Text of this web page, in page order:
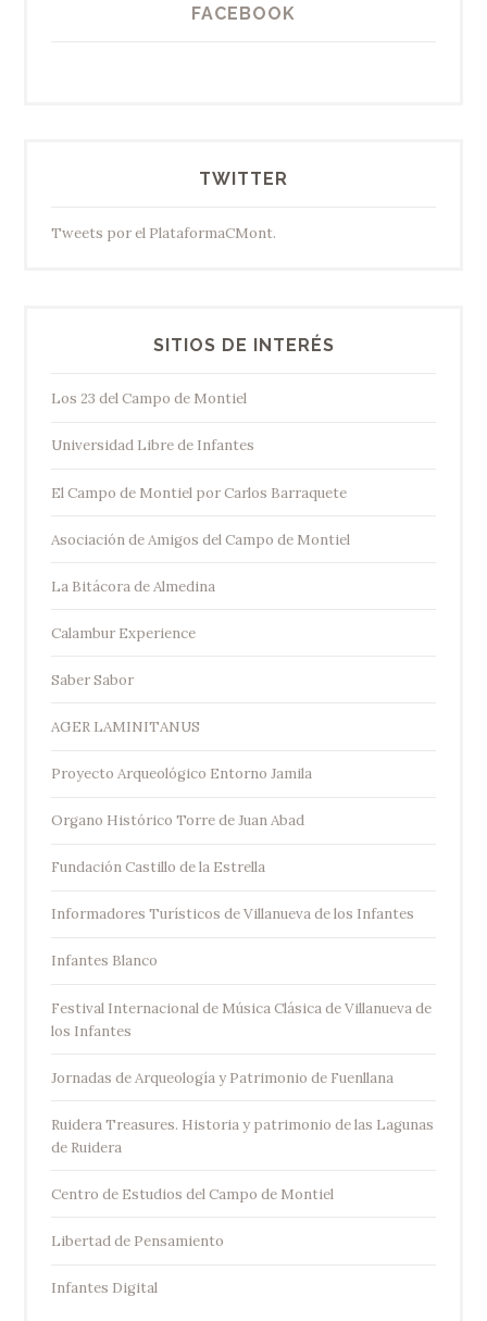
FACEBOOK
TWITTER
Tweets por el PlataformaCMont.
SITIOS DE INTERÉS
Los 23 del Campo de Montiel
Universidad Libre de Infantes
El Campo de Montiel por Carlos Barraquete
Asociación de Amigos del Campo de Montiel
La Bitácora de Almedina
Calambur Experience
Saber Sabor
AGER LAMINITANUS
Proyecto Arqueológico Entorno Jamila
Organo Histórico Torre de Juan Abad
Fundación Castillo de la Estrella
Informadores Turísticos de Villanueva de los Infantes
Infantes Blanco
Festival Internacional de Música Clásica de Villanueva de
los Infantes
Jornadas de Arqueología y Patrimonio de Fuenllana
Ruidera Treasures. Historia y patrimonio de las Lagunas
de Ruidera
Centro de Estudios del Campo de Montiel
Libertad de Pensamiento
Infantes Digital